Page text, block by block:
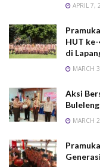
APRIL 7,
HUT
di
MARCH
Aksi
MARCH